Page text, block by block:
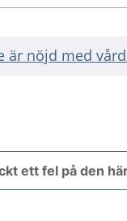
är nöjd med
ett fel på den